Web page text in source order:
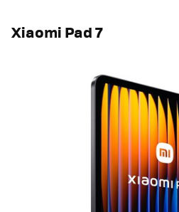
Xiaomi Pad 7